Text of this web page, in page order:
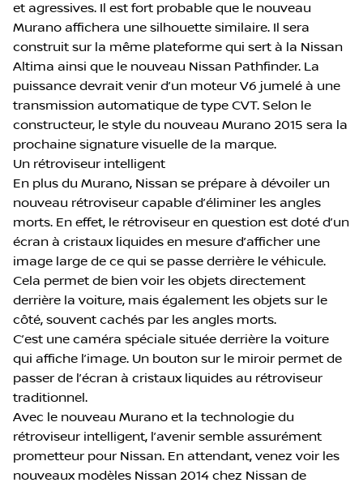
et agressives. Il est fort probable que le nouveau
Murano affichera une silhouette similaire. Il sera
construit sur la même plateforme qui sert à la Nissan
Altima ainsi que le nouveau Nissan Pathfinder. La
puissance devrait venir d’un moteur V6 jumelé à une
transmission automatique de type CVT. Selon le
constructeur, le style du nouveau Murano 2015 sera la
prochaine signature visuelle de la marque.
Un rétroviseur intelligent
En plus du Murano, Nissan se prépare à dévoiler un
nouveau rétroviseur capable d’éliminer les angles
morts. En effet, le rétroviseur en question est doté d’un
écran à cristaux liquides en mesure d’afficher une
image large de ce qui se passe derrière le véhicule.
Cela permet de bien voir les objets directement
derrière la voiture, mais également les objets sur le
côté, souvent cachés par les angles morts.
C’est une caméra spéciale située derrière la voiture
qui affiche l’image. Un bouton sur le miroir permet de
passer de l’écran à cristaux liquides au rétroviseur
traditionnel.
Avec le nouveau Murano et la technologie du
rétroviseur intelligent, l’avenir semble assurément
prometteur pour Nissan. En attendant, venez voir les
nouveaux modèles Nissan 2014 chez Nissan de